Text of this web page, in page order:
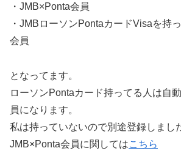
・JMB×Ponta会員
・JMBローソンPontaカードVisaを持
会員
となってます。
ローソンPontaカード持ってる人は自
員になります。
私は持っていないので別途登録しまし
JMB×Ponta会員に関してはこちら